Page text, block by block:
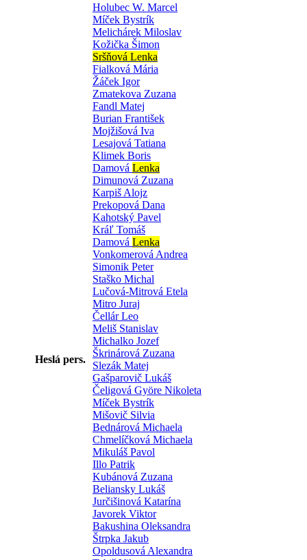
Heslá pers.
Holubec W. Marcel
Míček Bystrík
Melichárek Miloslav
Kožička Šimon
Sršňová Lenka
Fialková Mária
Žáček Igor
Zmatekova Zuzana
Fandl Matej
Burian František
Mojžišová Iva
Lesajová Tatiana
Klimek Boris
Damová Lenka
Dimunová Zuzana
Karpiš Alojz
Prekopová Dana
Kahotský Pavel
Kráľ Tomáš
Damová Lenka
Vonkomerová Andrea
Simonik Peter
Staško Michal
Lučová-Mitrová Etela
Mitro Juraj
Čellár Leo
Meliš Stanislav
Michalko Jozef
Škrinárová Zuzana
Slezák Matej
Gašparovič Lukáš
Čeligová Györe Nikoleta
Míček Bystrík
Mišovič Silvia
Bednárová Michaela
Chmelíčková Michaela
Mikuláš Pavol
Illo Patrik
Kubánová Zuzana
Beliansky Lukáš
Jurčišinová Katarína
Javorek Viktor
Bakushina Oleksandra
Štrpka Jakub
Opoldusová Alexandra